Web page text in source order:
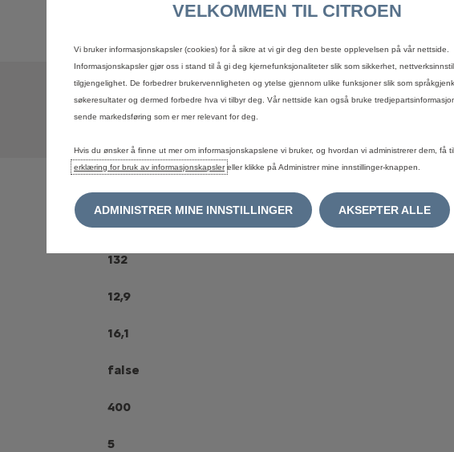
Elektrisk forbruk
132
12,9
16,1
false
400
5
VELKOMMEN TIL CITROEN
Vi bruker informasjonskapsler (cookies) for å sikre at vi gir deg den beste opplevelsen på vår nettside.
Informasjonskapsler gjør oss i stand til å gi deg kjernefunksjonaliteter slik som sikkerhet,
tilgjengelighet. De forbedrer brukervennligheten og ytelse gjennom ulike funksjoner slik som
søkeresultater og dermed forbedre hva vi tilbyr deg. Vår nettside kan også bruke
sende markedsføring som er mer relevant for deg.
Hvis du ønsker å finne ut mer om informasjonskapslene vi bruker, og hvordan vi administrerer dem, få
erklæring for bruk av informasjonskapslereller klikke på Administrer mine innstillinger-knappen.
ADMINISTRER MINE INNSTILLINGER AKSEPTER ALLE